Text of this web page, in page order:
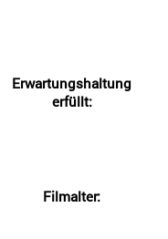
Erwartungshaltung
erfüllt:
Filmalter: